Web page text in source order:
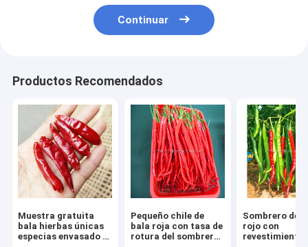
Continuar
Productos Recomendados
Muestra gratuita
bala hierbas únicas
especias envasado a
Pequeño chile de
bala roja con tasa de
rotura del sombrero
Sombrero de
rojo con
revestimiento